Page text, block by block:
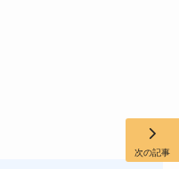
次の記事